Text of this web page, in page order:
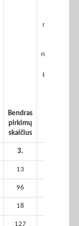
Bendras
pirkimų
skaičius
mokesčiais
galimybėmis
3.
13
96
18
127